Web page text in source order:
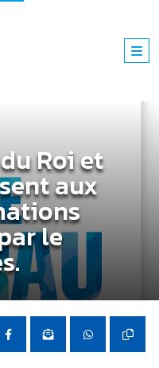
Roi et
aux
le